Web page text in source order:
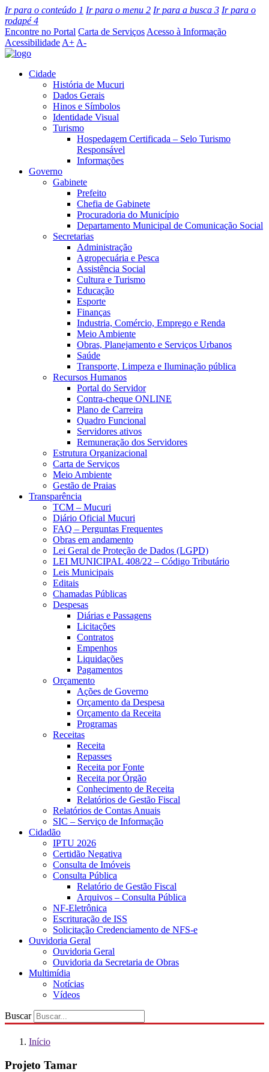
Ir para o conteúdo 1 Ir para o menu 2 Ir para a busca 3 Ir para o
rodapé4
Encontre no Portal Carta de Serviços Acesso à Informação
Acessibilidade A+ A-
Cidade
História de Mucuri
Dados Gerais
Hinos e Símbolos
Identidade Visual
Turismo
Hospedagem Certificada – Selo Turismo
Responsável
Informações
Governo
Gabinete
Prefeito
Chefia de Gabinete
Procuradoria do Município
Departamento Municipal de Comunicação Social
Secretarias
Administração
Agropecuária e Pesca
Assistência Social
Cultura e Turismo
Educação
Esporte
Finanças
Industria, Comércio, Emprego e Renda
Meio Ambiente
Obras, Planejamento e Serviços Urbanos
Saúde
Transporte, Limpeza e Iluminação pública
Recursos Humanos
Portal do Servidor
Contra-cheque ONLINE
Plano de Carreira
Quadro Funcional
Servidores ativos
Remuneração dos Servidores
Estrutura Organizacional
Carta de Serviços
Meio Ambiente
Gestão de Praias
Transparência
TCM – Mucuri
Diário Oficial Mucuri
FAQ – Perguntas Frequentes
Obras em andamento
Lei Geral de Proteção de Dados (LGPD)
LEI MUNICIPAL 408/22 – Código Tributário
Leis Municipais
Editais
Chamadas Públicas
Despesas
Diárias e Passagens
Licitações
Contratos
Empenhos
Liquidações
Pagamentos
Orçamento
Ações de Governo
Orçamento da Despesa
Orçamento da Receita
Programas
Receitas
Receita
Repasses
Receita por Fonte
Receita por Órgão
Conhecimento de Receita
Relatórios de Gestão Fiscal
Relatórios de Contas Anuais
SIC – Serviço de Informação
Cidadão
IPTU 2026
Certidão Negativa
Consulta de Imóveis
Consulta Pública
Relatório de Gestão Fiscal
Arquivos – Consulta Pública
NF-Eletrônica
Escrituração de ISS
Solicitação Credenciamento de NFS-e
Ouvidoria Geral
Ouvidoria Geral
Ouvidoria da Secretaria de Obras
Multimídia
Notícias
Vídeos
Buscar
Início
Projeto Tamar